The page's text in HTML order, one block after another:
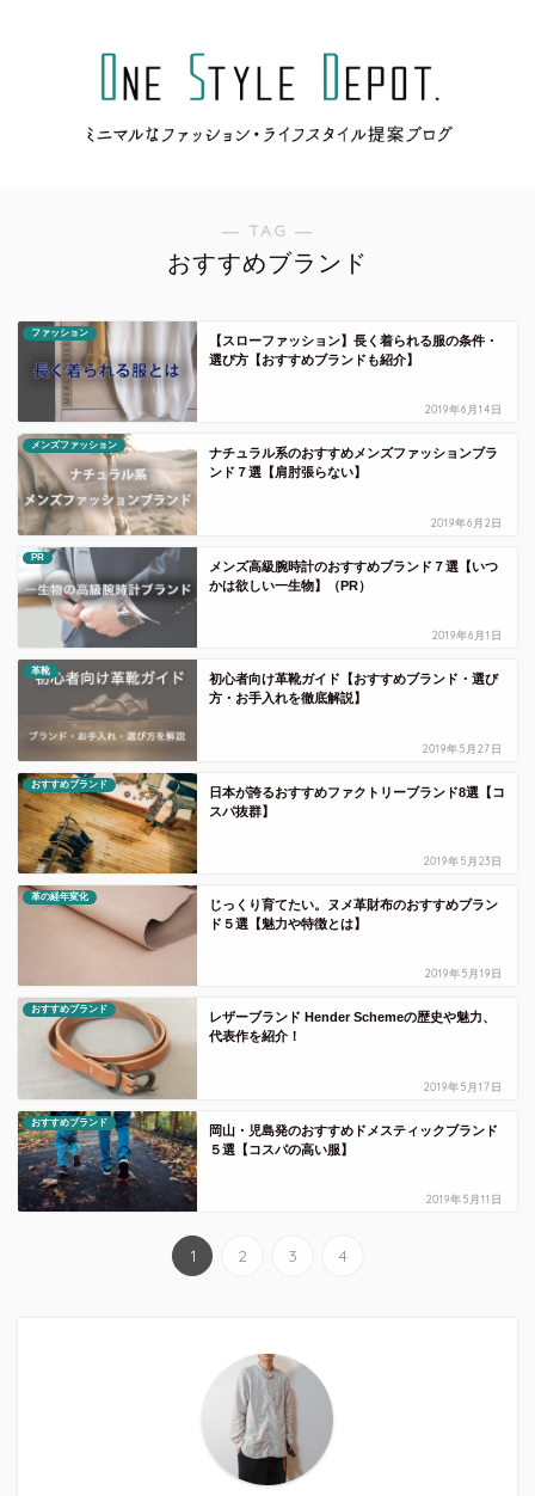
― TAG ―
おすすめブランド
ファッション
【スローファッション】長く着られる服の条件・
選び方【おすすめブランドも紹介】
2019年6月14日
メンズファッション
ナチュラル系のおすすめメンズファッションブラ
ンド７選【肩肘張らない】
2019年6月2日
PR
メンズ高級腕時計のおすすめブランド７選【いつ
かは欲しい一生物】（PR）
2019年6月1日
革靴
初心者向け革靴ガイド【おすすめブランド・選び
方・お手入れを徹底解説】
2019年5月27日
おすすめブランド
日本が誇るおすすめファクトリーブランド8選【コ
スパ抜群】
2019年5月23日
革の経年変化
じっくり育てたい。ヌメ革財布のおすすめブラン
ド５選【魅力や特徴とは】
2019年5月19日
おすすめブランド
レザーブランド Hender Schemeの歴史や魅力、
代表作を紹介！
2019年5月17日
おすすめブランド
岡山・児島発のおすすめドメスティックブランド
５選【コスパの高い服】
2019年5月11日
1 2 3 4